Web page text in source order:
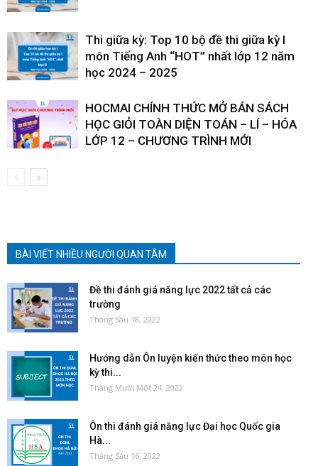
Thi giữa kỳ: Top 10 bộ đề thi giữa kỳ I
môn Tiếng Anh “HOT” nhất lớp 12 năm
học 2024 – 2025
HOCMAI CHÍNH THỨC MỞ BÁN SÁCH
HỌC GIỎI TOÀN DIỆN TOÁN – LÍ – HÓA
LỚP 12 – CHƯƠNG TRÌNH MỚI
BÀI VIẾT NHIỀU NGƯỜI QUAN TÂM
Đề thi đánh giá năng lực 2022 tất cả các
trường
Tháng Sáu 18, 2022
Hướng dẫn Ôn luyện kiến thức theo môn học
kỳ thi...
Tháng Mười Một 24, 2022
Ôn thi đánh giá năng lực Đại học Quốc gia
Hà...
Tháng Sáu 16, 2022